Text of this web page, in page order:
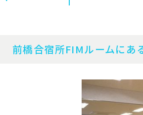
前橋合宿所FIMルームにあ